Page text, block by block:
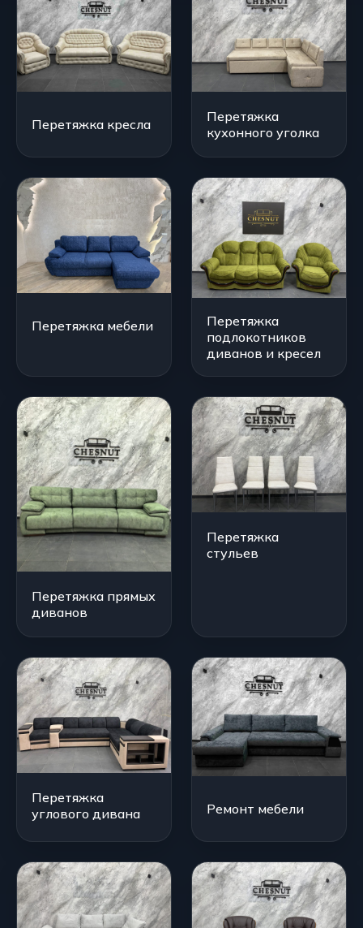
Перетяжка кресла
Перетяжка
кухонного уголка
Перетяжка мебели
Перетяжка
подлокотников
диванов и кресел
Перетяжка прямых
диванов
Перетяжка
стульев
Перетяжка
углового дивана
Ремонт мебели